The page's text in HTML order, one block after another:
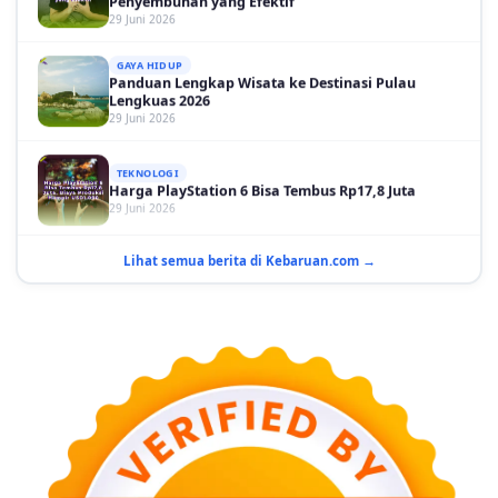
GAYA HIDUP
Lengkuas 2026
29 Juni 2026
29 Juni 2026
Terduga
Diketahui
29 Juni 2026
NASIONAL
PLN Kalimantan Lakukan Manajemen Beban
Akibat Gangguan PLTGU
29 Juni 2026
Lihat semua berita di Kebaruan.com →